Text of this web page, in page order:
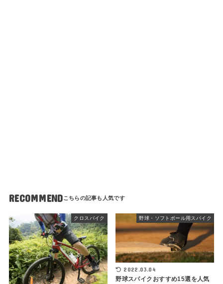
RECOMMEND
クロスバイク 野球・ソフトボール用スパイク
2022.03.04
野球スパイクおすすめ15選を人気